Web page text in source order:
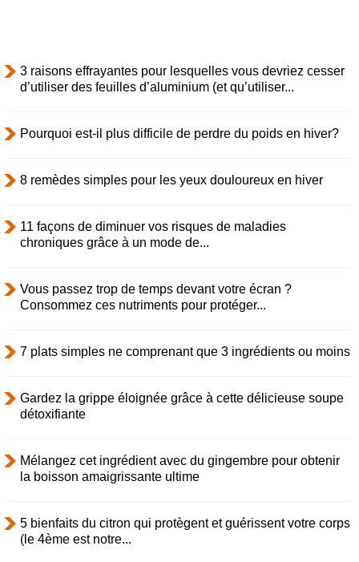
3 raisons effrayantes pour lesquelles vous devriez cesser
d’utiliser des feuilles d’aluminium (et qu’utiliser...
Pourquoi est-il plus difficile de perdre du poids en hiver?
8 remèdes simples pour les yeux douloureux en hiver
11 façons de diminuer vos risques de maladies
chroniques grâce à un mode de...
Vous passez trop de temps devant votre écran ?
Consommez ces nutriments pour protéger...
7 plats simples ne comprenant que 3 ingrédients ou moins
Gardez la grippe éloignée grâce à cette délicieuse soupe
détoxifiante
Mélangez cet ingrédient avec du gingembre pour obtenir
la boisson amaigrissante ultime
5 bienfaits du citron qui protègent et guérissent votre corps
(le 4ème est notre...